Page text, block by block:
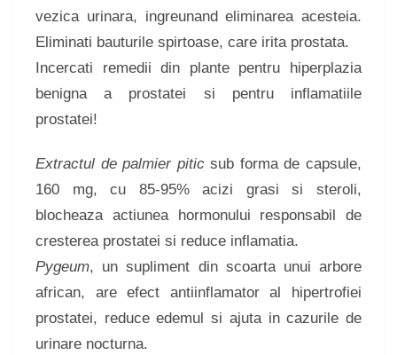
vezica urinara, ingreunand eliminarea acesteia.
Eliminati bauturile spirtoase, care irita prostata.
Incercati remedii din plante pentru hiperplazia
benigna a prostatei si pentru inflamatiile
prostatei!
Extractul de palmier piticsub forma de capsule,
160 mg, cu 85-95% acizi grasi si steroli,
blocheaza actiunea hormonului responsabil de
cresterea prostatei si reduce inflamatia.
Pygeum, un supliment din scoarta unui arbore
african, are efect antiinflamator al hipertrofiei
prostatei, reduce edemul si ajuta in cazurile de
urinare nocturna.